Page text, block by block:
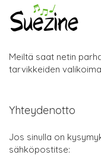
Meiltä saat netin
tarvikkeiden
Yhteydenotto
Jos sinulla on
sähköpostitse: